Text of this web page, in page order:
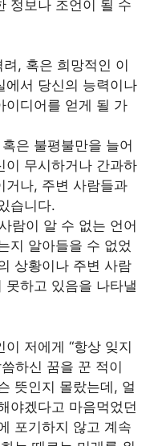
정보나 조언이 될 수
, 혹은 희망적인 이
에서 당신의 능력이나
이디어를 얻게 될 가
은 불평불만을 늘어
이 무시하거나 간과하
거나, 주변 사람들과
습니다.
람이 알 수 없는 언어
지 알아들을 수 없었
상황이나 주변 사람
못하고 있음을 나타낼
저에게 “항상 잊지
하신 꿈을 꾼 적이
뜻인지 몰랐는데, 얼
야겠다고 마음먹었던
포기하지 않고 계속